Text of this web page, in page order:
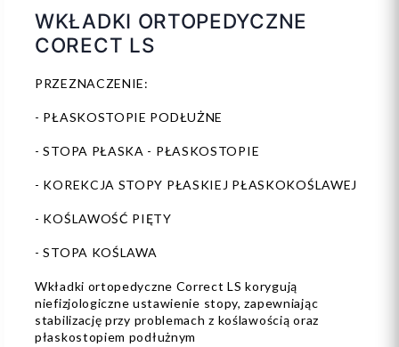
WKŁADKI ORTOPEDYCZNE
CORECT LS
PRZEZNACZENIE:
- PŁASKOSTOPIE PODŁUŻNE
- STOPA PŁASKA - PŁASKOSTOPIE
- KOREKCJA STOPY PŁASKIEJ PŁASKOKOŚLAWEJ
- KOŚLAWOŚĆ PIĘTY
- STOPA KOŚLAWA
Wkładki ortopedyczne Correct LS korygują
niefizjologiczne ustawienie stopy, zapewniając
stabilizację przy problemach z koślawością oraz
płaskostopiem podłużnym